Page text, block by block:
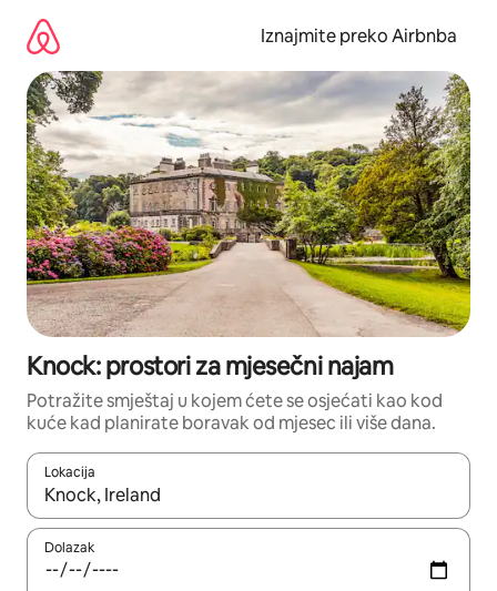
sadržaj
Iznajmite preko Airbnba
Knock: prostori za mjesečni najam
Potražite smještaj u kojem ćete se osjećati kao kod
kuće kad planirate boravak od mjesec ili više dana.
Lokacija
Kada budu dostupni rezultati, moći ćete ih pregledati
Dolazak